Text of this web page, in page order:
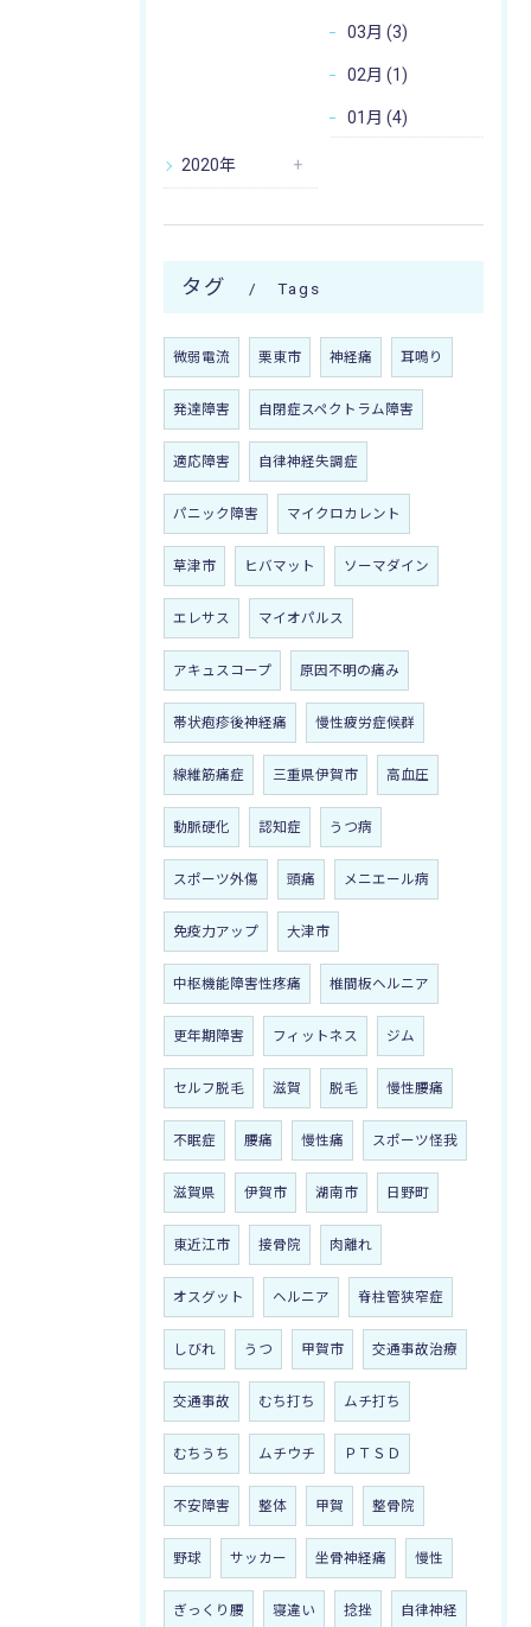
03月 (3)
02月 (1)
01月 (4)
2020年
タグ Tags
微弱電流 栗東市 神経痛 耳鳴り
発達障害 自閉症スペクトラム障害
適応障害 自律神経失調症
パニック障害 マイクロカレント
草津市 ヒバマット ソーマダイン
エレサス マイオパルス
アキュスコープ 原因不明の痛み
帯状疱疹後神経痛 慢性疲労症候群
線維筋痛症 三重県伊賀市 高血圧
動脈硬化 認知症 うつ病
スポーツ外傷 頭痛 メニエール病
免疫力アップ 大津市
中枢機能障害性疼痛 椎間板ヘルニア
更年期障害 フィットネス ジム
セルフ脱毛 滋賀 脱毛 慢性腰痛
不眠症 腰痛 慢性痛 スポーツ怪我
滋賀県 伊賀市 湖南市 日野町
東近江市 接骨院 肉離れ
オスグット ヘルニア 脊柱管狭窄症
しびれ うつ 甲賀市 交通事故治療
交通事故 むち打ち ムチ打ち
むちうち ムチウチ ＰＴＳＤ
不安障害 整体 甲賀 整骨院
野球 サッカー 坐骨神経痛 慢性
ぎっくり腰 寝違い 捻挫 自律神経